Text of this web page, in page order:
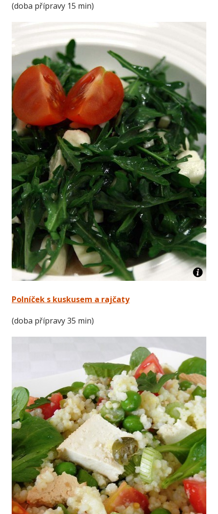
(doba přípravy 15 min)
Polníček s kuskusem a rajčaty
(doba přípravy 35 min)